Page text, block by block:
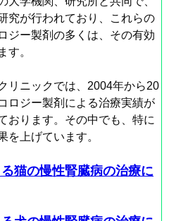
究が行われており、これらの
ジー製剤の多くは、その有効
す。
リニックでは、2004年から20
ロジー製剤による治療実績が
おります。その中でも、特に
を上げています。
猫の慢性腎臓病の治療に